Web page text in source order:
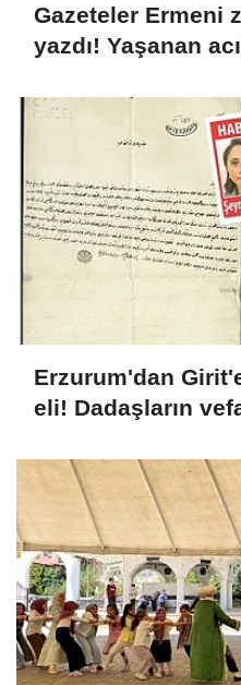
Gazeteler Ermeni
yazdı! Yaşanan
Erzurum'dan
eli! Dadaşların